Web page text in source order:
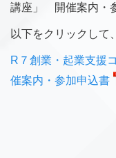
講座」 開催案内・
以下をクリックして
R７創業・起業支援
催案内・参加申込書